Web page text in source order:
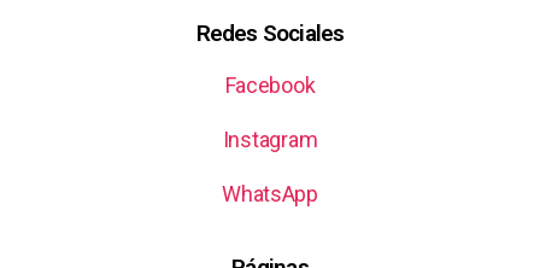
Redes Sociales
Facebook
Instagram
WhatsApp